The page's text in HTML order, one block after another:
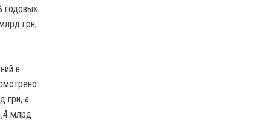
годовых
грн,
в
грн, а
млрд